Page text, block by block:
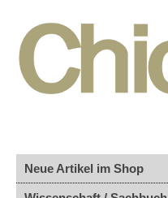
Neue Artikel im Shop